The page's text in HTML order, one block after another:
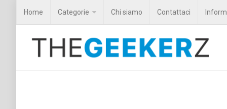
Home Categorie Chi siamo Contattaci